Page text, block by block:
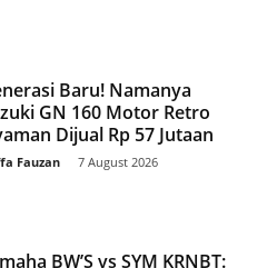
Baru! Namanya
GN 160 Motor Retro
Dijual Rp 57 Jutaan
Fauzan 7 August 2026
BW’S vs SYM KRNBT: